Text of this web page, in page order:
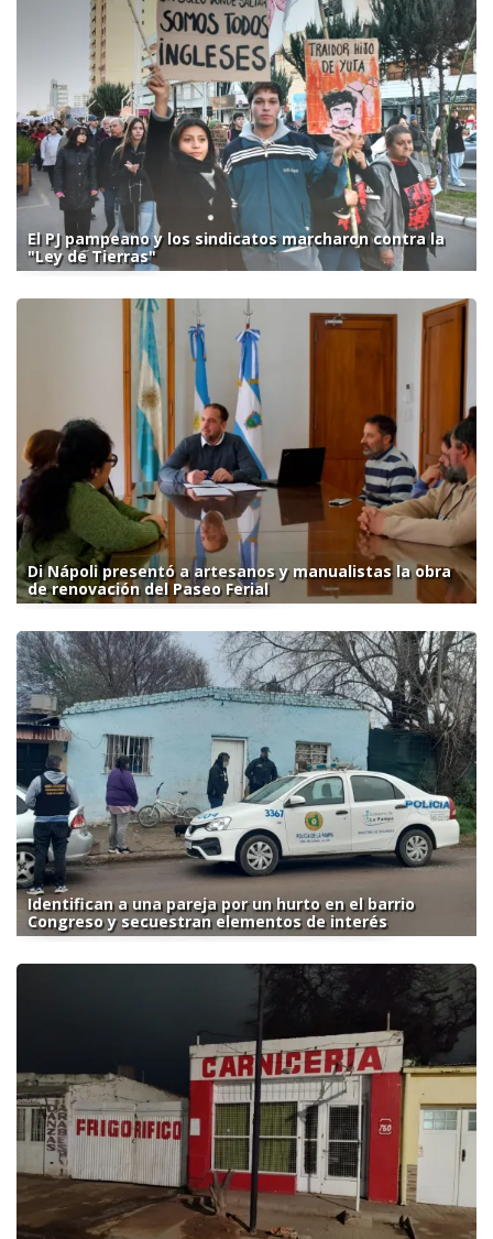
El PJ pampeano y los sindicatos marcharon contra la
"Ley de Tierras"
Di Nápoli presentó a artesanos y manualistas la obra
de renovación del Paseo Ferial
Identifican a una pareja por un hurto en el barrio
Congreso y secuestran elementos de interés